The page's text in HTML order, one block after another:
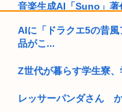
音楽生成AI「Suno」著
物流業界で「パワード
100万すら貯金が無い
AIに「ドラクエ5の昔
品がこ...
Z世代が暮らす学生寮
レッサーパンダさん